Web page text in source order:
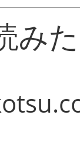
み